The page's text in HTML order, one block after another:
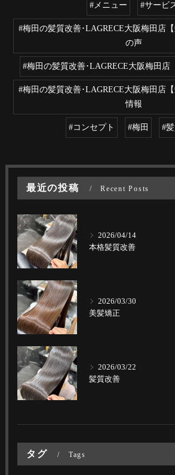
#メニュー #サービ
#梅田の髪質改善･LAGRECE大阪梅田店
の声
#梅田の髪質改善･LAGRECE大阪梅田店
#梅田の髪質改善･LAGRECE大阪梅田店
情報
#コンセプト #梅田 #
最近の投稿 Recent Posts
2026/04/14
本格髪質改善
2026/03/30
美髪矯正
2026/03/22
髪質改善
タグ Tags